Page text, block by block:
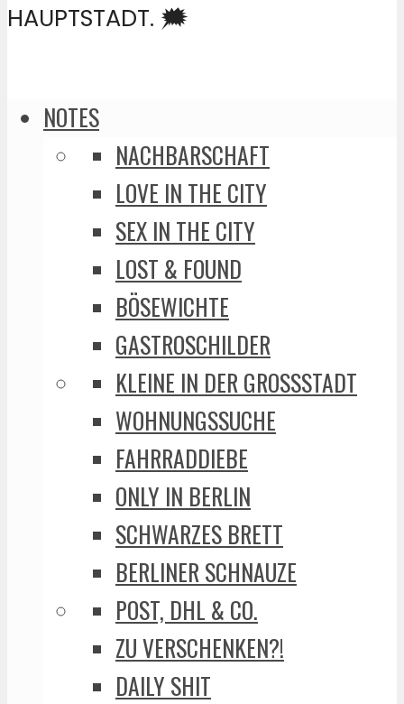
HAUPTSTADT. 🗯️
NOTES
NACHBARSCHAFT
LOVE IN THE CITY
SEX IN THE CITY
LOST & FOUND
BÖSEWICHTE
GASTROSCHILDER
KLEINE IN DER GROSSSTADT
WOHNUNGSSUCHE
FAHRRADDIEBE
ONLY IN BERLIN
SCHWARZES BRETT
BERLINER SCHNAUZE
POST, DHL & CO.
ZU VERSCHENKEN?!
DAILY SHIT